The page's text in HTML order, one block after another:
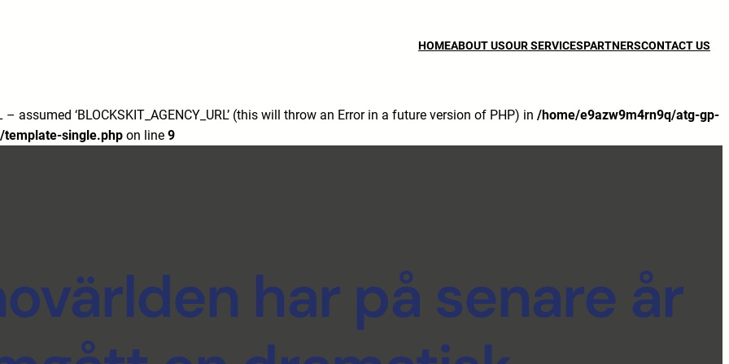
HOMEABOUT USOUR SERVICESPARTNERSCONTACT US
assumed ‘BLOCKSKIT_AGENCY_URL’ (this will throw an Error in a future version of PHP) in /home/e9azw9m4rn9q/atg-gp-
single.php on line 9
har på senare år